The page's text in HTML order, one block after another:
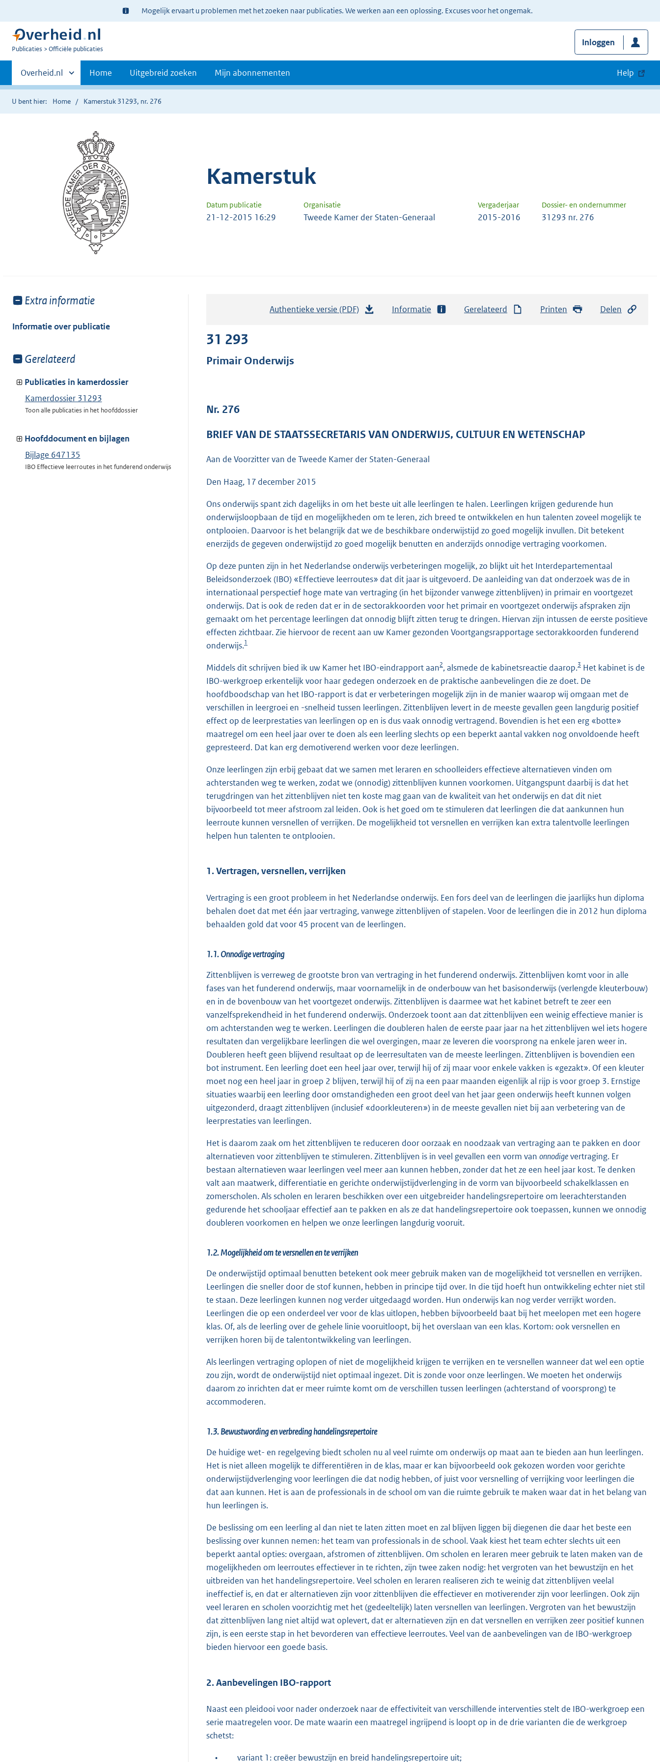
Ter
informatie:
Mogelijk ervaart u problemen met het zoeken naar publicaties. We werken aan een oplossing. Excuses voor het ongemak.
U
Publicaties Officiële publicaties
Inloggen
Primaire
navigatie
Andere
sites
binnen
Overheid.nl Home Uitgebreid zoeken Mijn abonnementen Help
U bent hier: Home Kamerstuk 31293, nr. 276
Kamerstuk
Datum publicatie Organisatie Vergaderjaar Dossier- en ondernummer
21-12-2015 16:29 Tweede Kamer der Staten-Generaal 2015-2016 31293 nr. 276
Toon
van:
Extra informatie
Informatie over publicatie
Toon
van:
Gerelateerd
Publicaties in kamerdossier
Kamerdossier 31293
Toon alle publicaties in het hoofddossier
Hoofddocument en bijlagen
Bijlage 647135
IBO Effectieve leerroutes in het funderend onderwijs
Authentieke versie (PDF)
r
o
:
6
9
K
Informatie Gerelateerd Printen Delen
31 293
Primair Onderwijs
Nr. 276
BRIEF VAN DE STAATSSECRETARIS VAN ONDERWIJS, CULTUUR EN WETENSCHAP
Aan de Voorzitter van de Tweede Kamer der Staten-Generaal
Den Haag, 17 december 2015
Ons onderwijs spant zich dagelijks in om het beste uit alle leerlingen te halen. Leerlingen krijgen gedurende hun
onderwijsloopbaan de tijd en mogelijkheden om te leren, zich breed te ontwikkelen en hun talenten zoveel mogelijk te
ontplooien. Daarvoor is het belangrijk dat we de beschikbare onderwijstijd zo goed mogelijk invullen. Dit betekent
enerzijds de gegeven onderwijstijd zo goed mogelijk benutten en anderzijds onnodige vertraging voorkomen.
Op deze punten zijn in het Nederlandse onderwijs verbeteringen mogelijk, zo blijkt uit het Interdepartementaal
Beleidsonderzoek (IBO) «Effectieve leerroutes» dat dit jaar is uitgevoerd. De aanleiding van dat onderzoek was de in
internationaal perspectief hoge mate van vertraging (in het bijzonder vanwege zittenblijven) in primair en voortgezet
onderwijs. Dat is ook de reden dat er in de sectorakkoorden voor het primair en voortgezet onderwijs afspraken zijn
gemaakt om het percentage leerlingen dat onnodig blijft zitten terug te dringen. Hiervan zijn intussen de eerste positieve
effecten zichtbaar. Zie hiervoor de recent aan uw Kamer gezonden Voortgangsrapportage sectorakkoorden funderend
onderwijs.1
Middels dit schrijven bied ik uw Kamer het IBO-eindrapport aan2, alsmede de kabinetsreactie daarop.3 Het kabinet is de
IBO-werkgroep erkentelijk voor haar gedegen onderzoek en de praktische aanbevelingen die ze doet. De
hoofdboodschap van het IBO-rapport is dat er verbeteringen mogelijk zijn in de manier waarop wij omgaan met de
verschillen in leergroei en -snelheid tussen leerlingen. Zittenblijven levert in de meeste gevallen geen langdurig positief
effect op de leerprestaties van leerlingen op en is dus vaak onnodig vertragend. Bovendien is het een erg «botte»
maatregel om een heel jaar over te doen als een leerling slechts op een beperkt aantal vakken nog onvoldoende heeft
gepresteerd. Dat kan erg demotiverend werken voor deze leerlingen.
Onze leerlingen zijn erbij gebaat dat we samen met leraren en schoolleiders effectieve alternatieven vinden om
achterstanden weg te werken, zodat we (onnodig) zittenblijven kunnen voorkomen. Uitgangspunt daarbij is dat het
terugdringen van het zittenblijven niet ten koste mag gaan van de kwaliteit van het onderwijs en dat dit niet
bijvoorbeeld tot meer afstroom zal leiden. Ook is het goed om te stimuleren dat leerlingen die dat aankunnen hun
leerroute kunnen versnellen of verrijken. De mogelijkheid tot versnellen en verrijken kan extra talentvolle leerlingen
helpen hun talenten te ontplooien.
1. Vertragen, versnellen, verrijken
Vertraging is een groot probleem in het Nederlandse onderwijs. Een fors deel van de leerlingen die jaarlijks hun diploma
behalen doet dat met één jaar vertraging, vanwege zittenblijven of stapelen. Voor de leerlingen die in 2012 hun diploma
behaalden gold dat voor 45 procent van de leerlingen.
1.1. Onnodige vertraging
Zittenblijven is verreweg de grootste bron van vertraging in het funderend onderwijs. Zittenblijven komt voor in alle
fases van het funderend onderwijs, maar voornamelijk in de onderbouw van het basisonderwijs (verlengde kleuterbouw)
en in de bovenbouw van het voortgezet onderwijs. Zittenblijven is daarmee wat het kabinet betreft te zeer een
vanzelfsprekendheid in het funderend onderwijs. Onderzoek toont aan dat zittenblijven een weinig effectieve manier is
om achterstanden weg te werken. Leerlingen die doubleren halen de eerste paar jaar na het zittenblijven wel iets hogere
resultaten dan vergelijkbare leerlingen die wel overgingen, maar ze leveren die voorsprong na enkele jaren weer in.
Doubleren heeft geen blijvend resultaat op de leerresultaten van de meeste leerlingen. Zittenblijven is bovendien een
bot instrument. Een leerling doet een heel jaar over, terwijl hij of zij maar voor enkele vakken is «gezakt». Of een kleuter
moet nog een heel jaar in groep 2 blijven, terwijl hij of zij na een paar maanden eigenlijk al rijp is voor groep 3. Ernstige
situaties waarbij een leerling door omstandigheden een groot deel van het jaar geen onderwijs heeft kunnen volgen
uitgezonderd, draagt zittenblijven (inclusief «doorkleuteren») in de meeste gevallen niet bij aan verbetering van de
leerprestaties van leerlingen.
Het is daarom zaak om het zittenblijven te reduceren door oorzaak en noodzaak van vertraging aan te pakken en door
alternatieven voor zittenblijven te stimuleren. Zittenblijven is in veel gevallen een vorm van onnodigevertraging. Er
bestaan alternatieven waar leerlingen veel meer aan kunnen hebben, zonder dat het ze een heel jaar kost. Te denken
valt aan maatwerk, differentiatie en gerichte onderwijstijdverlenging in de vorm van bijvoorbeeld schakelklassen en
zomerscholen. Als scholen en leraren beschikken over een uitgebreider handelingsrepertoire om leerachterstanden
gedurende het schooljaar effectief aan te pakken en als ze dat handelingsrepertoire ook toepassen, kunnen we onnodig
doubleren voorkomen en helpen we onze leerlingen langdurig vooruit.
1.2. Mogelijkheid om te versnellen en te verrijken
De onderwijstijd optimaal benutten betekent ook meer gebruik maken van de mogelijkheid tot versnellen en verrijken.
Leerlingen die sneller door de stof kunnen, hebben in principe tijd over. In die tijd hoeft hun ontwikkeling echter niet stil
te staan. Deze leerlingen kunnen nog verder uitgedaagd worden. Hun onderwijs kan nog verder verrijkt worden.
Leerlingen die op een onderdeel ver voor de klas uitlopen, hebben bijvoorbeeld baat bij het meelopen met een hogere
klas. Of, als de leerling over de gehele linie vooruitloopt, bij het overslaan van een klas. Kortom: ook versnellen en
verrijken horen bij de talentontwikkeling van leerlingen.
Als leerlingen vertraging oplopen of niet de mogelijkheid krijgen te verrijken en te versnellen wanneer dat wel een optie
zou zijn, wordt de onderwijstijd niet optimaal ingezet. Dit is zonde voor onze leerlingen. We moeten het onderwijs
daarom zo inrichten dat er meer ruimte komt om de verschillen tussen leerlingen (achterstand of voorsprong) te
accommoderen.
1.3. Bewustwording en verbreding handelingsrepertoire
De huidige wet- en regelgeving biedt scholen nu al veel ruimte om onderwijs op maat aan te bieden aan hun leerlingen.
Het is niet alleen mogelijk te differentiëren in de klas, maar er kan bijvoorbeeld ook gekozen worden voor gerichte
onderwijstijdverlenging voor leerlingen die dat nodig hebben, of juist voor versnelling of verrijking voor leerlingen die
dat aan kunnen. Het is aan de professionals in de school om van die ruimte gebruik te maken waar dat in het belang van
hun leerlingen is.
De beslissing om een leerling al dan niet te laten zitten moet en zal blijven liggen bij diegenen die daar het beste een
beslissing over kunnen nemen: het team van professionals in de school. Vaak kiest het team echter slechts uit een
beperkt aantal opties: overgaan, afstromen of zittenblijven. Om scholen en leraren meer gebruik te laten maken van de
mogelijkheden om leerroutes effectiever in te richten, zijn twee zaken nodig: het vergroten van het bewustzijn en het
uitbreiden van het handelingsrepertoire. Veel scholen en leraren realiseren zich te weinig dat zittenblijven veelal
ineffectief is, en dat er alternatieven zijn voor zittenblijven die effectiever en motiverender zijn voor leerlingen. Ook zijn
veel leraren en scholen voorzichtig met het (gedeeltelijk) laten versnellen van leerlingen. Vergroten van het bewustzijn
dat zittenblijven lang niet altijd wat oplevert, dat er alternatieven zijn en dat versnellen en verrijken zeer positief kunnen
zijn, is een eerste stap in het bevorderen van effectieve leerroutes. Veel van de aanbevelingen van de IBO-werkgroep
bieden hiervoor een goede basis.
2. Aanbevelingen IBO-rapport
Naast een pleidooi voor nader onderzoek naar de effectiviteit van verschillende interventies stelt de IBO-werkgroep een
serie maatregelen voor. De mate waarin een maatregel ingrijpend is loopt op in de drie varianten die de werkgroep
schetst:
• variant 1: creëer bewustzijn en breid handelingsrepertoire uit;